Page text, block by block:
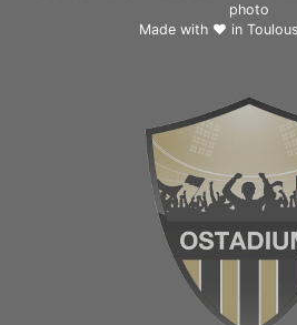
photo
Made with ❤ in